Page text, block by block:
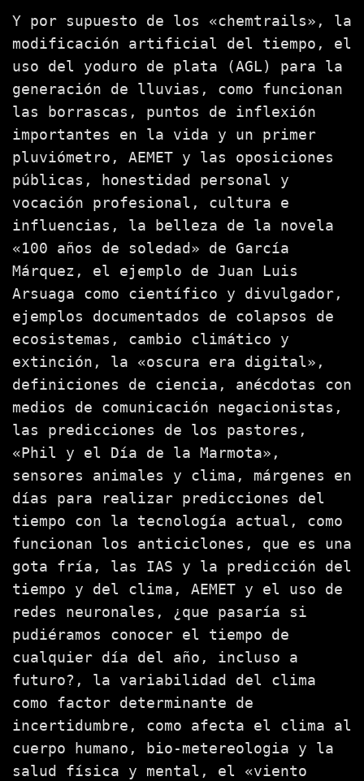
Y por supuesto de los «chemtrails», la
modificación artificial del tiempo, el
uso del yoduro de plata (AGL) para la
generación de lluvias, como funcionan
las borrascas, puntos de inflexión
importantes en la vida y un primer
pluviómetro, AEMET y las oposiciones
públicas, honestidad personal y
vocación profesional, cultura e
influencias, la belleza de la novela
«100 años de soledad» de García
Márquez, el ejemplo de Juan Luis
Arsuaga como científico y divulgador,
ejemplos documentados de colapsos de
ecosistemas, cambio climático y
extinción, la «oscura era digital»,
definiciones de ciencia, anécdotas con
medios de comunicación negacionistas,
las predicciones de los pastores,
«Phil y el Día de la Marmota»,
sensores animales y clima, márgenes en
días para realizar predicciones del
tiempo con la tecnología actual, como
funcionan los anticiclones, que es una
gota fría, las IAS y la predicción del
tiempo y del clima, AEMET y el uso de
redes neuronales, ¿que pasaría si
pudiéramos conocer el tiempo de
cualquier día del año, incluso a
futuro?, la variabilidad del clima
como factor determinante de
incertidumbre, como afecta el clima al
cuerpo humano, bio-metereologia y la
salud física y mental, el «viento